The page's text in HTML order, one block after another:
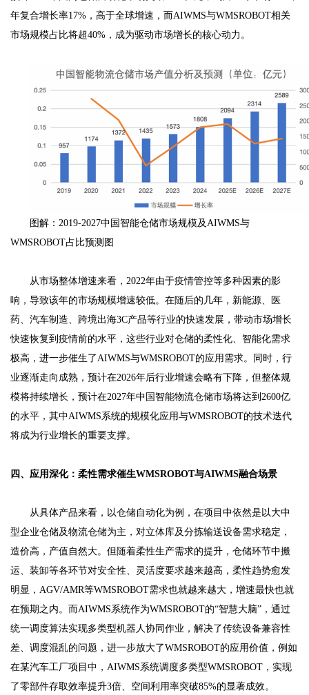
年复合增长率17%，高于全球增速，而AIWMS与WMSROBOT相关
市场规模占比将超40%，成为驱动市场增长的核心动力。
图解：2019-2027中国智能仓储市场规模及AIWMS与
WMSROBOT占比预测图
从市场整体增速来看，2022年由于疫情管控等多种因素的影
响，导致该年的市场规模增速较低。在随后的几年，新能源、医
药、汽车制造、跨境出海3C产品等行业的快速发展，带动市场增长
快速恢复到疫情前的水平，这些行业对仓储的柔性化、智能化需求
极高，进一步催生了AIWMS与WMSROBOT的应用需求。同时，行
业逐渐走向成熟，预计在2026年后行业增速会略有下降，但整体规
模将持续增长，预计在2027年中国智能物流仓储市场将达到2600亿
的水平，其中AIWMS系统的规模化应用与WMSROBOT的技术迭代
将成为行业增长的重要支撑。
四、应用深化：柔性需求催生WMSROBOT与AIWMS融合场景
从具体产品来看，以仓储自动化为例，在项目中依然是以大中
型企业仓储及物流仓储为主，对立体库及分拣输送设备需求稳定，
造价高，产值自然大。但随着柔性生产需求的提升，仓储环节中搬
运、装卸等各环节对安全性、灵活度要求越来越高，柔性趋势愈发
明显，AGV/AMR等WMSROBOT需求也就越来越大，增速最快也就
在预期之内。而AIWMS系统作为WMSROBOT的“智慧大脑”，通过
统一调度算法实现多类型机器人协同作业，解决了传统设备兼容性
差、调度混乱的问题，进一步放大了WMSROBOT的应用价值，例如
在某汽车工厂项目中，AIWMS系统调度多类型WMSROBOT，实现
了零部件存取效率提升3倍、空间利用率突破85%的显著成效。